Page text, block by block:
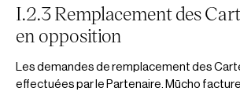
I.2.3 Remplacement des
en opposition
Les demandes de remplacement des
effectuées par le Partenaire. Mūcho